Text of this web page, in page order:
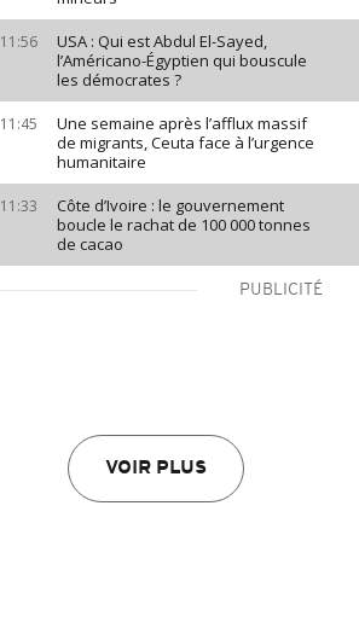
11:56
USA : Qui est Abdul El-Sayed,
l’Américano-Égyptien qui bouscule
les démocrates ?
11:45
Une semaine après l’afflux massif
de migrants, Ceuta face à l’urgence
humanitaire
11:33
Côte d’Ivoire : le gouvernement
boucle le rachat de 100 000 tonnes
de cacao
PUBLICITÉ
VOIR PLUS